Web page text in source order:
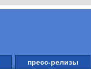
пресс-релизы